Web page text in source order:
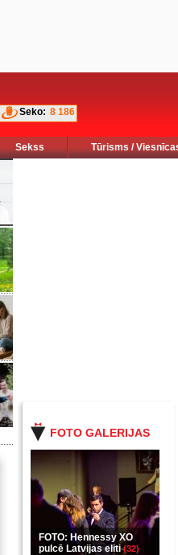
Seko: 8 186
Sekss Tūrisms /
FOTO GALERIJAS
FOTO: Hennessy XO
pulcē Latvijas eliti(32)